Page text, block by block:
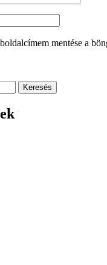
mentése a